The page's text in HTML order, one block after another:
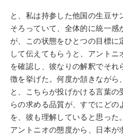
と、私は持参した他国の生豆
そろっていて、全体的に統一感
が、この状態をひとつの目標に
して伝えてもらうと、アント
を確認し、彼なりの解釈でそ
徴を挙げた。何度か頷きながら
と、こちらが投げかける言葉の
らの求める品質が、すでにどの
を、彼も理解していると思った。
アントニオの態度から、日本が